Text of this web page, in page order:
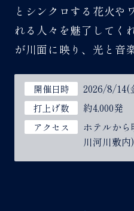
とシンクロする花火や
れる人々を魅了してく
が川面に映り、光と音
開催日時 2026/8/14(
打上げ数 約4,000発
アクセス
ホテルか
川河川敷